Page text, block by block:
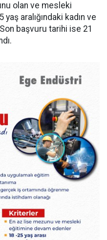
olan ve mesleki
aralığındaki kadın ve
başvuru tarihi ise 21